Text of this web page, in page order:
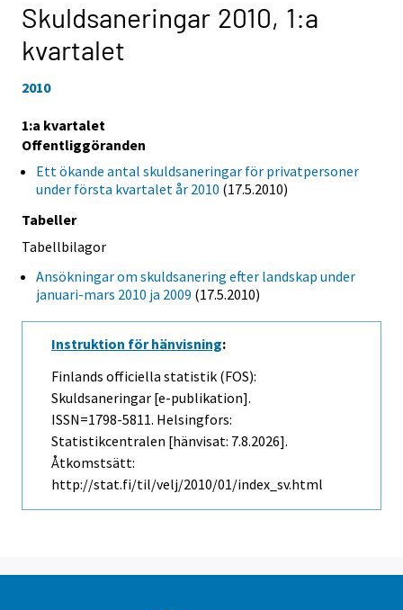
Skuldsaneringar 2010, 1:a
kvartalet
2010
1:a kvartalet
Offentliggöranden
Ett ökande antal skuldsaneringar för privatpersoner
under första kvartalet år 2010 (17.5.2010)
Tabeller
Tabellbilagor
Ansökningar om skuldsanering efter landskap under
januari-mars 2010 ja 2009 (17.5.2010)
Instruktion för hänvisning:
Finlands officiella statistik (FOS):
Skuldsaneringar [e-publikation].
ISSN=1798-5811. Helsingfors:
Statistikcentralen [hänvisat: 7.8.2026].
Åtkomstsätt:
http://stat.fi/til/velj/2010/01/index_sv.html